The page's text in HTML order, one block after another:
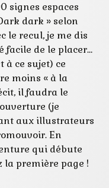
signes espaces
dark » selon
le recul, je me dis
facile de le placer…
ce sujet) ce
moins « à la
il faudra le
(je
aux illustrateurs
En
qui débute
la première page !